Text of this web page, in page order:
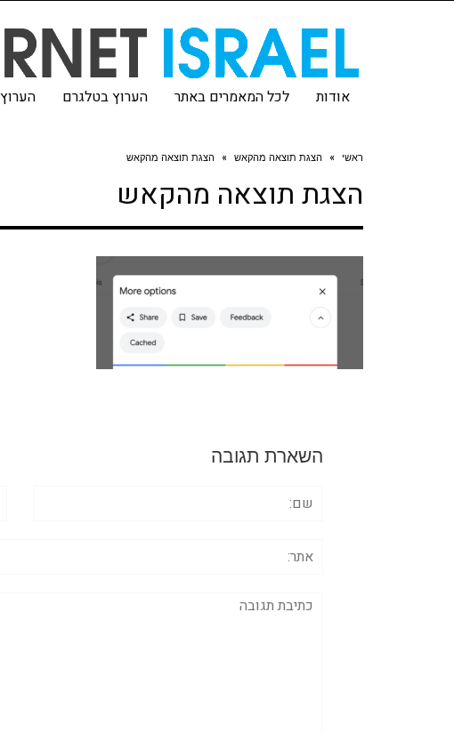
אודות לכל המאמרים באתר הערוץ בטלגרם
ראשי » הצגת תוצאה מהקאש » הצגת תוצאה מהקאש
הצגת תוצאה מהקאש
השארת תגובה
תגובה